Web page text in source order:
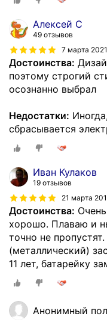
Алексей С
49 отзывов
7 марта 2021
Достоинства:
поэтому строгий
осознанно выбрал
Недостатки:
сбрасывается
Иван Кулаков
19 отзывов
21 марта
Достоинства:
хорошо. Плаваю и
точно не
(металлический)
11 лет, батарейку
Анонимный